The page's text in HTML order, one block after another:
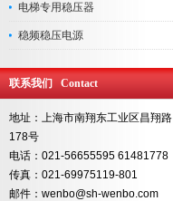
电梯专用稳压器
稳频稳压电源
联系我们 Contact
地址：上海市南翔东工业区昌翔路
178号
电话：021-56655595 61481778
传真：021-69975119-801
邮件：wenbo@sh-wenbo.com